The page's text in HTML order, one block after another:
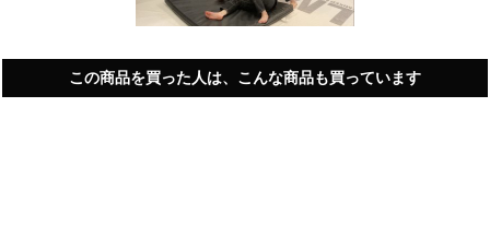
この商品を買った人は、こんな商品も買っています